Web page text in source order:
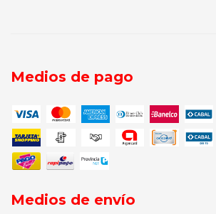
Medios de pago
Medios de envío